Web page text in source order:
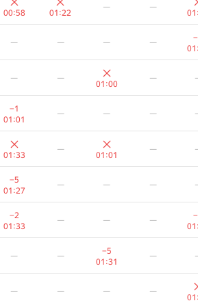
00:58 01:22
— —
— — — —
— —
01:00
—
−1
01:01
— — —
01:33
—
01:01
—
−5
01:27
— — —
−2
01:33
— — —
— —
−5
01:31
—
— — — —
236 / 1827 /312 /1458 128/276 254
−3
01:07
−9
01:31
00:52